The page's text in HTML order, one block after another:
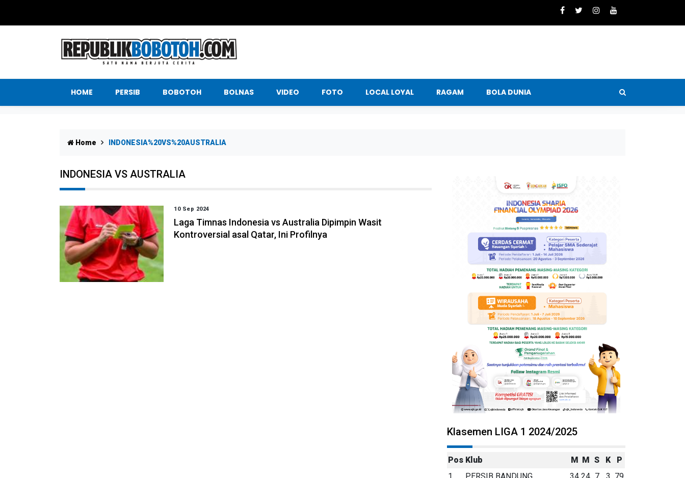
HOME PERSIB BOBOTOH BOLNAS VIDEO FOTO LOCAL LOYAL RAGAM BOLA DUNIA
Home INDONESIA%20VS%20AUSTRALIA
INDONESIA VS AUSTRALIA
10 Sep 2024
Laga Timnas Indonesia vs Australia Dipimpin Wasit
Kontroversial asal Qatar, Ini Profilnya
Klasemen LIGA 1 2024/2025
Pos Klub M M S K
P